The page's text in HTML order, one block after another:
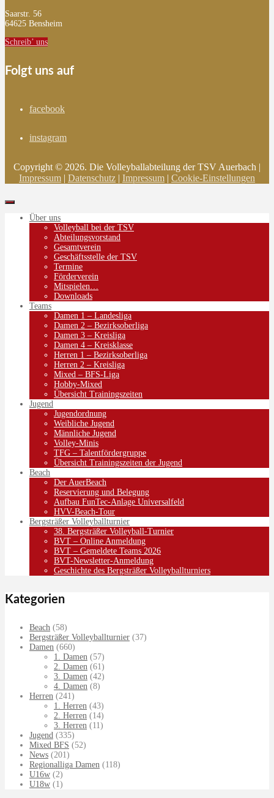
Saarstr. 56
64625 Bensheim
Schreib’ uns
Folgt uns auf
facebook
instagram
Copyright © 2026. Die Volleyballabteilung der TSV Auerbach |
Impressum | Datenschutz | Impressum | Cookie-Einstellungen
Über uns
Volleyball bei der TSV
Abteilungsvorstand
Gesamtverein
Geschäftsstelle der TSV
Termine
Förderverein
Mitspielen…
Downloads
Teams
Damen 1 – Landesliga
Damen 2 – Bezirksoberliga
Damen 3 – Kreisliga
Damen 4 – Kreisklasse
Herren 1 – Bezirksoberliga
Herren 2 – Kreisliga
Mixed – BFS-Liga
Hobby-Mixed
Übersicht Trainingszeiten
Jugend
Jugendordnung
Weibliche Jugend
Männliche Jugend
Volley-Minis
TFG – Talentfördergruppe
Übersicht Trainingszeiten der Jugend
Beach
Der AuerBeach
Reservierung und Belegung
Aufbau FunTec-Anlage Universalfeld
HVV-Beach-Tour
Bergsträßer Volleyballturnier
38. Bergsträßer Volleyball-Turnier
BVT – Online Anmeldung
BVT – Gemeldete Teams 2026
BVT-Newsletter-Anmeldung
Geschichte des Bergsträßer Volleyballturniers
Kategorien
Beach (58)
Bergsträßer Volleyballturnier (37)
Damen (660)
1. Damen (57)
2. Damen (61)
3. Damen (42)
4. Damen (8)
Herren (241)
1. Herren (43)
2. Herren (14)
3. Herren (11)
Jugend (335)
Mixed BFS (52)
News (201)
Regionalliga Damen (118)
U16w (2)
U18w (1)